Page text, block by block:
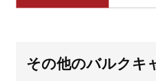
その他のバルクキ